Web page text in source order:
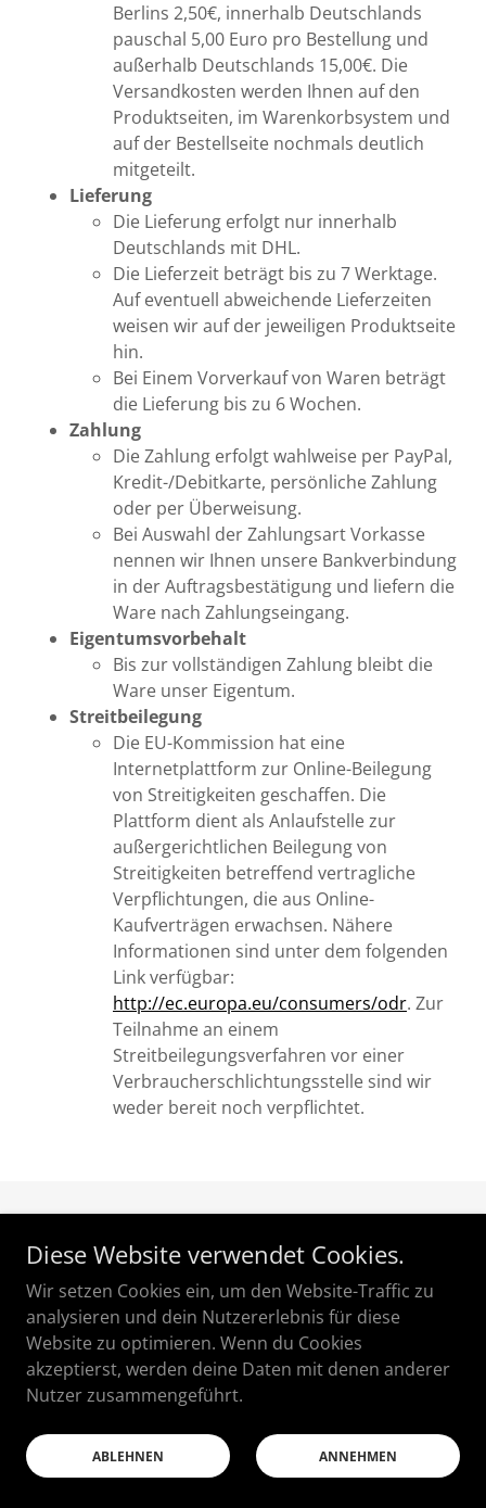
Berlins 2,50€, innerhalb Deutschlands
pauschal 5,00 Euro pro Bestellung und
außerhalb Deutschlands 15,00€. Die
Versandkosten werden Ihnen auf den
Produktseiten, im Warenkorbsystem und
auf der Bestellseite nochmals deutlich
mitgeteilt.
Lieferung
Die Lieferung erfolgt nur innerhalb
Deutschlands mit DHL.
Die Lieferzeit beträgt bis zu 7 Werktage.
Auf eventuell abweichende Lieferzeiten
weisen wir auf der jeweiligen Produktseite
hin.
Bei Einem Vorverkauf von Waren beträgt
die Lieferung bis zu 6 Wochen.
Zahlung
Die Zahlung erfolgt wahlweise per PayPal,
Kredit-/Debitkarte, persönliche Zahlung
oder per Überweisung.
Bei Auswahl der Zahlungsart Vorkasse
nennen wir Ihnen unsere Bankverbindung
in der Auftragsbestätigung und liefern die
Ware nach Zahlungseingang.
Eigentumsvorbehalt
Bis zur vollständigen Zahlung bleibt die
Ware unser Eigentum.
Streitbeilegung
Die EU-Kommission hat eine
Internetplattform zur Online-Beilegung
von Streitigkeiten geschaffen. Die
Plattform dient als Anlaufstelle zur
außergerichtlichen Beilegung von
Streitigkeiten betreffend vertragliche
Verpflichtungen, die aus Online-
Kaufverträgen erwachsen. Nähere
Informationen sind unter dem folgenden
Link verfügbar:
http://ec.europa.eu/consumers/odr. Zur
Teilnahme an einem
Streitbeilegungsverfahren vor einer
Verbraucherschlichtungsstelle sind wir
weder bereit noch verpflichtet.
Datenschutzerklärung
Impressum / Kontakt
AGB
Unterstützt von GoDaddy
Diese Website verwendet Cookies.
Wir setzen Cookies ein, um den Website-Traffic zu
analysieren und dein Nutzererlebnis für diese
Website zu optimieren. Wenn du Cookies
akzeptierst, werden deine Daten mit denen anderer
Nutzer zusammengeführt.
ABLEHNEN ANNEHMEN